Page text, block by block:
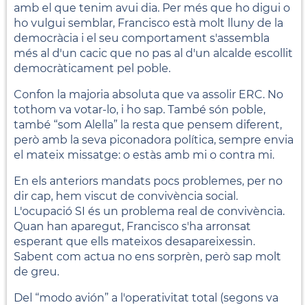
amb el que tenim avui dia. Per més que ho digui o
ho vulgui semblar, Francisco està molt lluny de la
democràcia i el seu comportament s'assembla
més al d'un cacic que no pas al d'un alcalde escollit
democràticament pel poble.
Confon la majoria absoluta que va assolir ERC. No
tothom va votar-lo, i ho sap. També són poble,
també “som Alella” la resta que pensem diferent,
però amb la seva piconadora política, sempre envia
el mateix missatge: o estàs amb mi o contra mi.
En els anteriors mandats pocs problemes, per no
dir cap, hem viscut de convivència social.
L'ocupació SI és un problema real de convivència.
Quan han aparegut, Francisco s'ha arronsat
esperant que ells mateixos desapareixessin.
Sabent com actua no ens sorprèn, però sap molt
de greu.
Del “modo avión” a l'operativitat total (segons va